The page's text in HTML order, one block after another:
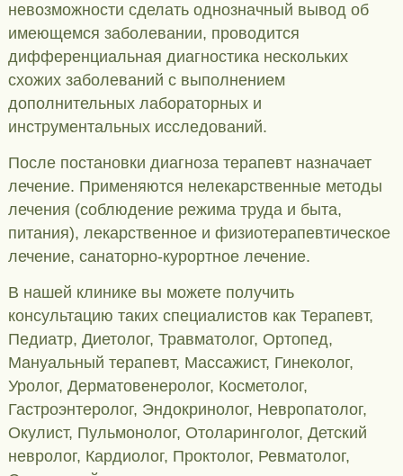
невозможности сделать однозначный вывод об
имеющемся заболевании, проводится
дифференциальная диагностика нескольких
схожих заболеваний с выполнением
дополнительных лабораторных и
инструментальных исследований.
После постановки диагноза терапевт назначает
лечение. Применяются нелекарственные методы
лечения (соблюдение режима труда и быта,
питания), лекарственное и физиотерапевтическое
лечение, санаторно-курортное лечение.
В нашей клинике вы можете получить
консультацию таких специалистов как Терапевт,
Педиатр, Диетолог, Травматолог, Ортопед,
Мануальный терапевт, Массажист, Гинеколог,
Уролог, Дерматовенеролог, Косметолог,
Гастроэнтеролог, Эндокринолог, Невропатолог,
Окулист, Пульмонолог, Отоларинголог, Детский
невролог, Кардиолог, Проктолог, Ревматолог,